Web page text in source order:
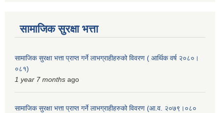
सामाजिक सुरक्षा भत्ता
सामाजिक सुरक्षा भत्ता प्राप्त गर्ने लाभग्राहीहरुको विवरण ( आर्थिक वर्ष २०८०।
०८१)
1 year 7 months ago
सामाजिक सुरक्षा भत्ता प्राप्त गर्ने लाभग्राहीहरुको विवरण (आ.व. २०७९।०८०